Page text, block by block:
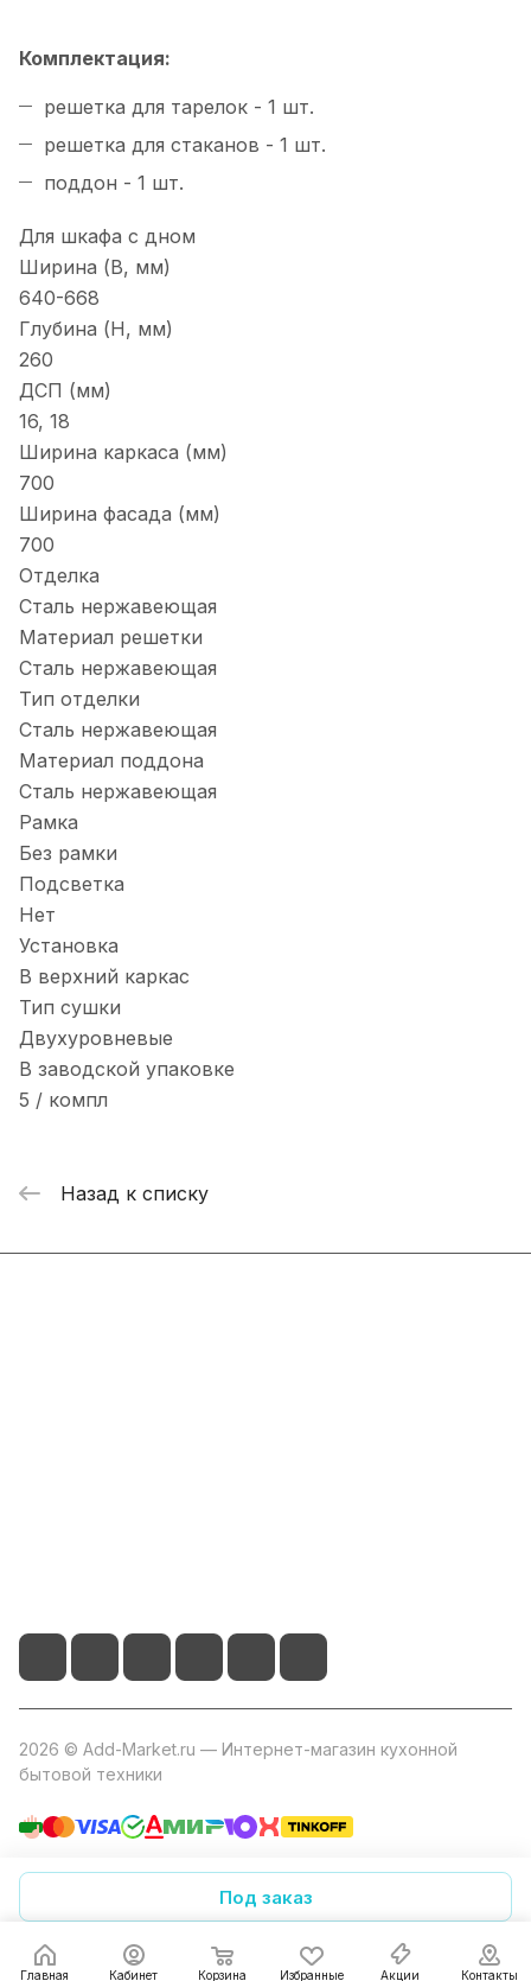
Под заказ
Комплектация:
решетка для тарелок - 1 шт.
решетка для стаканов - 1 шт.
поддон - 1 шт.
Для шкафа с дном
Ширина (B, мм)
640-668
Глубина (H, мм)
260
ДСП (мм)
16, 18
Ширина каркаса (мм)
700
Ширина фасада (мм)
700
Отделка
Сталь нержавеющая
Материал решетки
Сталь нержавеющая
Тип отделки
Сталь нержавеющая
Материал поддона
Сталь нержавеющая
Рамка
Без рамки
Подсветка
Нет
Установка
В верхний каркас
Тип сушки
Двухуровневые
В заводской упаковке
5 / компл
Назад к списку
Главная Кабинет Корзина Избранные Акции Контакты
2026 © Add-Market.ru — Интернет-магазин кухонной
бытовой техники
Конфиденциальность